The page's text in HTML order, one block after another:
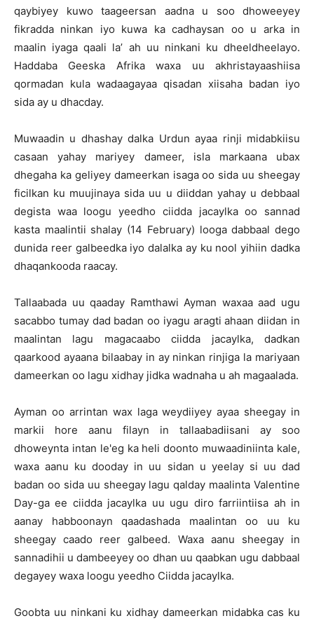
qaybiyey kuwo taageersan aadna u soo dhoweeyey
fikradda ninkan iyo kuwa ka cadhaysan oo u arka in
maalin iyaga qaali la’ ah uu ninkani ku dheeldheelayo.
Haddaba Geeska Afrika waxa uu akhristayaashiisa
qormadan kula wadaagayaa qisadan xiisaha badan iyo
sida ay u dhacday.
Muwaadin u dhashay dalka Urdun ayaa rinji midabkiisu
casaan yahay mariyey dameer, isla markaana ubax
dhegaha ka geliyey dameerkan isaga oo sida uu sheegay
ficilkan ku muujinaya sida uu u diiddan yahay u debbaal
degista waa loogu yeedho ciidda jacaylka oo sannad
kasta maalintii shalay (14 February) looga dabbaal dego
dunida reer galbeedka iyo dalalka ay ku nool yihiin dadka
dhaqankooda raacay.
Tallaabada uu qaaday Ramthawi Ayman waxaa aad ugu
sacabbo tumay dad badan oo iyagu aragti ahaan diidan in
maalintan lagu magacaabo ciidda jacaylka, dadkan
qaarkood ayaana bilaabay in ay ninkan rinjiga la mariyaan
dameerkan oo lagu xidhay jidka wadnaha u ah magaalada.
Ayman oo arrintan wax laga weydiiyey ayaa sheegay in
markii hore aanu filayn in tallaabadiisani ay soo
dhoweynta intan le'eg ka heli doonto muwaadiniinta kale,
waxa aanu ku dooday in uu sidan u yeelay si uu dad
badan oo sida uu sheegay lagu qalday maalinta Valentine
Day-ga ee ciidda jacaylka uu ugu diro farriintiisa ah in
aanay habboonayn qaadashada maalintan oo uu ku
sheegay caado reer galbeed. Waxa aanu sheegay in
sannadihii u dambeeyey oo dhan uu qaabkan ugu dabbaal
degayey waxa loogu yeedho Ciidda jacaylka.
Goobta uu ninkani ku xidhay dameerkan midabka cas ku